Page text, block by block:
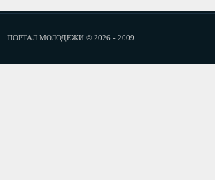
ПОРТАЛ МОЛОДЕЖИ © 2026 - 2009